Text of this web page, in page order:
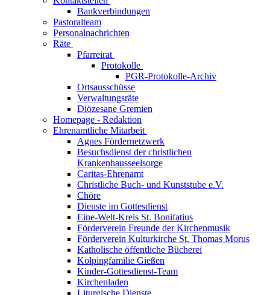
Bankverbindungen
Pastoralteam
Personalnachrichten
Räte
Pfarreirat
Protokolle
PGR-Protokolle-Archiv
Ortsausschüsse
Verwaltungsräte
Diözesane Gremien
Homepage - Redaktion
Ehrenamtliche Mitarbeit
Agnes Fördernetzwerk
Besuchsdienst der christlichen
Krankenhausseelsorge
Caritas-Ehrenamt
Christliche Buch- und Kunststube e.V.
Chöre
Dienste im Gottesdienst
Eine-Welt-Kreis St. Bonifatius
Förderverein Freunde der Kirchenmusik
Förderverein Kulturkirche St. Thomas Morus
Katholische öffentliche Bücherei
Kolpingfamilie Gießen
Kinder-Gottesdienst-Team
Kirchenladen
Liturgische Dienste